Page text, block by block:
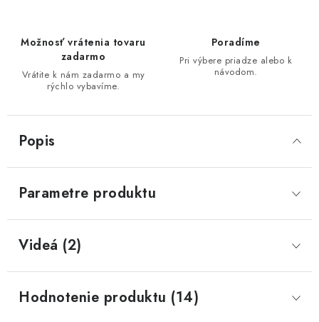
Možnosť vrátenia tovaru
zadarmo
Vrátite k nám zadarmo a my
rýchlo vybavíme.
Poradíme
Pri výbere priadze alebo k
návodom.
Popis
Parametre produktu
Videá (2)
Hodnotenie produktu (14)